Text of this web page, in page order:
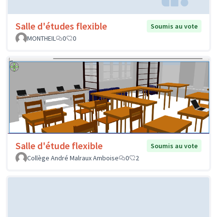
Salle d'études flexible
Soumis au vote
MONTHEIL
0 0
Salle d'étude flexible
Soumis au vote
Collège André Malraux Amboise
0 2